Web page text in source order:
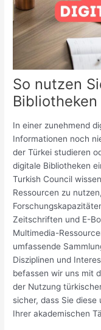
So nutzen
Bibliotheken
In einer zunehmend
Informationen noch
der Türkei studieren
digitale Bibliotheken
Turkish Council
Ressourcen zu
Zeitschriften und E-
Multimedia-
umfassende
Disziplinen und
befassen wir uns mit
der Nutzung
sicher, dass Sie
Ihrer akademischen